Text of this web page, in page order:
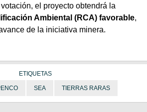
el proyecto obtendrá la
Ambiental (RCA) favorable,
de la iniciativa minera.
ETIQUETAS
SEA TIERRAS RARAS